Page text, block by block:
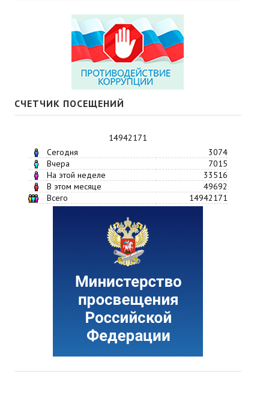
СЧЕТЧИК ПОСЕЩЕНИЙ
14942171
Сегодня
3074
Вчера
7015
На этой неделе
33516
В этом месяце
49692
Всего
14942171